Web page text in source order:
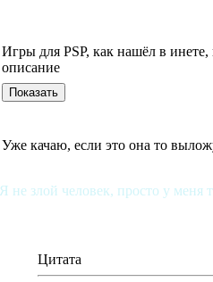
Игры для PSP, как нашёл в
описание
Уже качаю, если это она то
Я не злой человек, просто у меня
Цитата